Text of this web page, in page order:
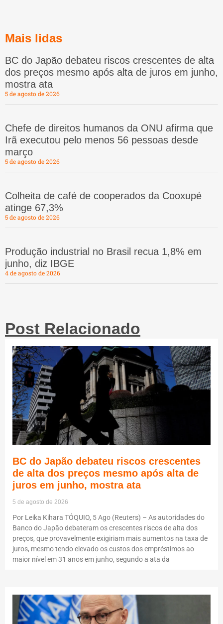
Mais lidas
BC do Japão debateu riscos crescentes de alta
dos preços mesmo após alta de juros em junho,
mostra ata
5 de agosto de 2026
Chefe de direitos humanos da ONU afirma que
Irã executou pelo menos 56 pessoas desde
março
5 de agosto de 2026
Colheita de café de cooperados da Cooxupé
atinge 67,3%
5 de agosto de 2026
Produção industrial no Brasil recua 1,8% em
junho, diz IBGE
4 de agosto de 2026
Post Relacionado
BC do Japão debateu riscos crescentes
de alta dos preços mesmo após alta de
juros em junho, mostra ata
5 de agosto de 2026
Por Leika Kihara TÓQUIO, 5 Ago (Reuters) – As autoridades do
Banco do Japão debateram os crescentes riscos de alta dos
preços, que provavelmente exigiriam mais aumentos na taxa de
juros, mesmo tendo elevado os custos dos empréstimos ao
maior nível em 31 anos em junho, segundo a ata da